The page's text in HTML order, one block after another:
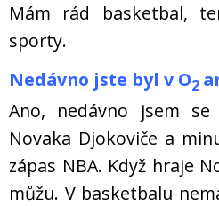
Mám rád basketbal,
sporty.
Nedávno jste byl v O2
Ano, nedávno jsem
Novaka Djokoviče a
zápas NBA. Když hraje
můžu. V basketbalu